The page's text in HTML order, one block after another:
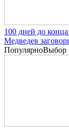
100 дней до
Медведев
ПопулярноВыбор